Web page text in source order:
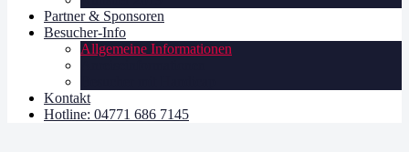
Partner & Sponsoren
Besucher-Info
Allgemeine Informationen
Kontakt
Hotline: 04771 686 7145